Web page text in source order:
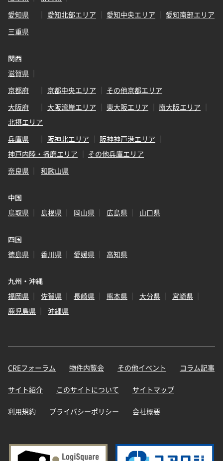
愛知県
愛知北部エリア 愛知中央エリア
愛知南部エリア
三重県
関西
滋賀県
京都府
京都中央エリア
その他京都エリア
大阪府
大阪湾岸エリア 東大阪エリア
南大阪エリア
北摂エリア
兵庫県
阪神北エリア
阪神神戸港エリア
神戸内陸・播磨エリア
その他兵庫エリア
奈良県
和歌山県
中国
鳥取県
島根県 岡山県 広島県 山口県
四国
徳島県
香川県 愛媛県 高知県
九州・沖縄
福岡県
佐賀県 長崎県 熊本県 大分県
宮崎県
鹿児島県
沖縄県
CREフォーラム 物件内覧会 その他イベント コラム記事
サイト紹介 このサイトについて サイトマップ
利用規約 プライバシーポリシー 会社概要